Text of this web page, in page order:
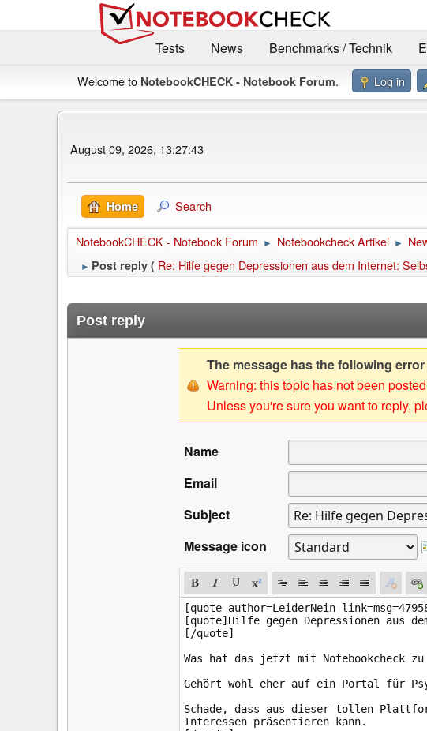
Tests
News Benchmarks / Technik
Welcome to NotebookCHECK - Notebook Forum. Log in
August 09, 2026, 13:27:43
Home Search
NotebookCHECK - Notebook Forum ► Notebookcheck Artikel ►
► Post reply ( Re: Hilfe gegen Depressionen aus dem Internet:
Post reply
The message has the following
Warning: this topic has not been
Unless you're sure you want to reply,
Name
Email
Subject
Message icon